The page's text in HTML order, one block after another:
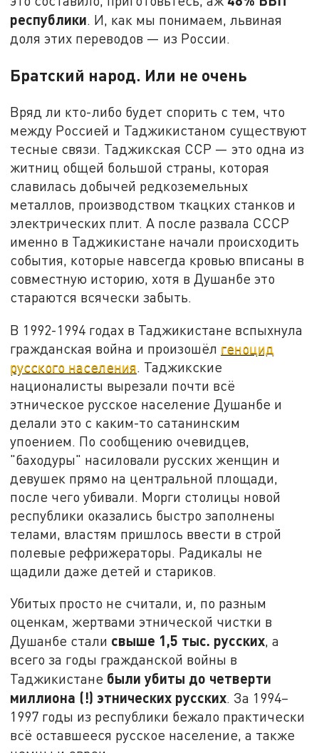
республики. И, как мы понимаем, львиная
доля этих переводов — из России.
Братский народ. Или не очень
Вряд ли кто-либо будет спорить с тем, что
между Россией и Таджикистаном существуют
тесные связи. Таджикская ССР — это одна из
житниц общей большой страны, которая
славилась добычей редкоземельных
металлов, производством ткацких станков и
электрических плит. А после развала СССР
именно в Таджикистане начали происходить
события, которые навсегда кровью вписаны в
совместную историю, хотя в Душанбе это
стараются всячески забыть.
В 1992-1994 годах в Таджикистане вспыхнула
гражданская война и произошёл геноцид
русского населения. Таджикские
националисты вырезали почти всё
этническое русское население Душанбе и
делали это с каким-то сатанинским
упоением. По сообщению очевидцев,
"баходуры" насиловали русских женщин и
девушек прямо на центральной площади,
после чего убивали. Морги столицы новой
республики оказались быстро заполнены
телами, властям пришлось ввести в строй
полевые рефрижераторы. Радикалы не
щадили даже детей и стариков.
Убитых просто не считали, и, по разным
оценкам, жертвами этнической чистки в
Душанбе стали свыше 1,5 тыс. русских, а
всего за годы гражданской войны в
Таджикистане были убиты до четверти
миллиона (!) этнических русских. За 1994–
1997 годы из республики бежало практически
всё оставшееся русское население, а также